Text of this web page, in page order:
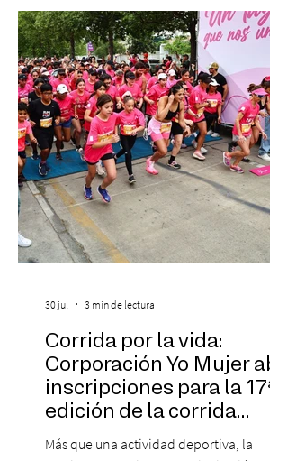
Las Cuatro Estaciones de Antonio Vivaldi y
Las Cuatro Estaciones Porteñas de Astor
Piazzolla. Déja
Corrida por la vida:
Corporación Yo Mujer abre
inscripciones para la 17ª
edición de la corrida
solidaria
Más que una actividad deportiva, la
30 jul 3 min de lectura